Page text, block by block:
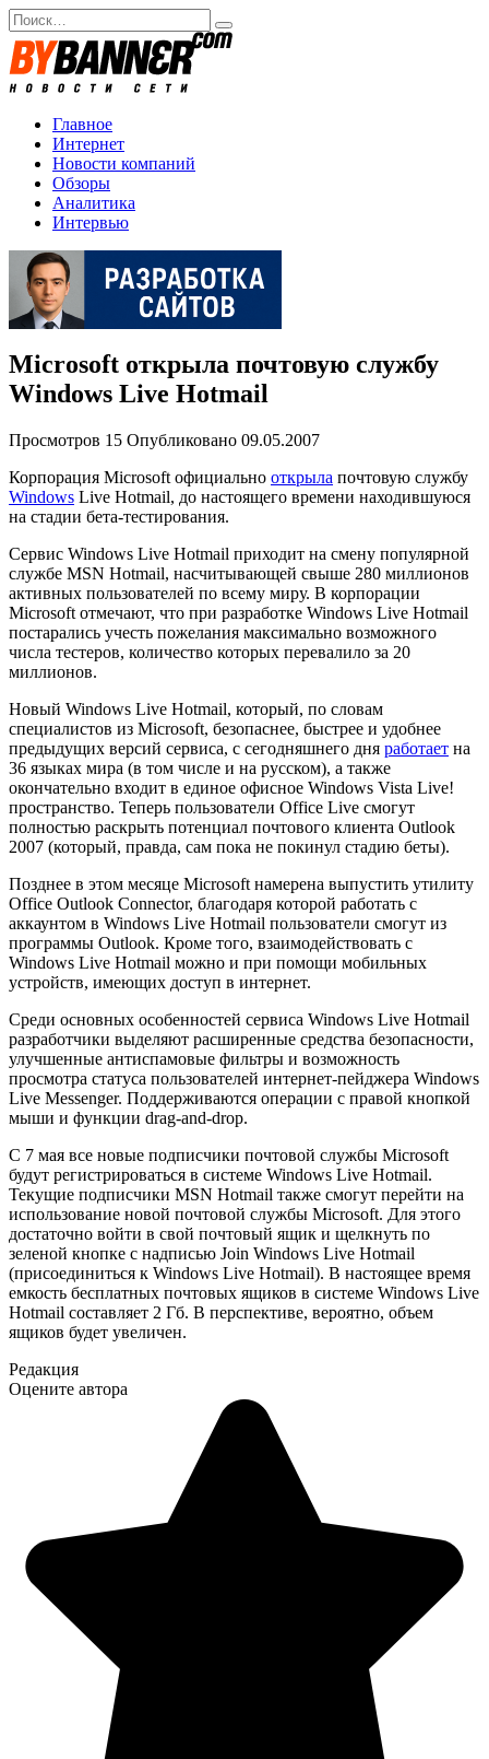
Перейти
к
содержанию
Search
for:
Главное
Интернет
Новости компаний
Обзоры
Аналитика
Интервью
Microsoft открыла почтовую службу
Windows Live Hotmail
Просмотров 15 Опубликовано 09.05.2007
Корпорация Microsoft официально открыла почтовую службу
Windows Live Hotmail, до настоящего времени находившуюся
на стадии бета-тестирования.
Сервис Windows Live Hotmail приходит на смену популярной
службе MSN Hotmail, насчитывающей свыше 280 миллионов
активных пользователей по всему миру. В корпорации
Microsoft отмечают, что при разработке Windows Live Hotmail
постарались учесть пожелания максимально возможного
числа тестеров, количество которых перевалило за 20
миллионов.
Новый Windows Live Hotmail, который, по словам
специалистов из Microsoft, безопаснее, быстрее и удобнее
предыдущих версий сервиса, с сегодняшнего дня работает на
36 языках мира (в том числе и на русском), а также
окончательно входит в единое офисное Windows Vista Live!
пространство. Теперь пользователи Office Live смогут
полностью раскрыть потенциал почтового клиента Outlook
2007 (который, правда, сам пока не покинул стадию беты).
Позднее в этом месяце Microsoft намерена выпустить утилиту
Office Outlook Connector, благодаря которой работать с
аккаунтом в Windows Live Hotmail пользователи смогут из
программы Outlook. Кроме того, взаимодействовать с
Windows Live Hotmail можно и при помощи мобильных
устройств, имеющих доступ в интернет.
Среди основных особенностей сервиса Windows Live Hotmail
разработчики выделяют расширенные средства безопасности,
улучшенные антиспамовые фильтры и возможность
просмотра статуса пользователей интернет-пейджера Windows
Live Messenger. Поддерживаются операции с правой кнопкой
мыши и функции drag-and-drop.
С 7 мая все новые подписчики почтовой службы Microsoft
будут регистрироваться в системе Windows Live Hotmail.
Текущие подписчики MSN Hotmail также смогут перейти на
использование новой почтовой службы Microsoft. Для этого
достаточно войти в свой почтовый ящик и щелкнуть по
зеленой кнопке с надписью Join Windows Live Hotmail
(присоединиться к Windows Live Hotmail). В настоящее время
емкость бесплатных почтовых ящиков в системе Windows Live
Hotmail составляет 2 Гб. В перспективе, вероятно, объем
ящиков будет увеличен.
Редакция
Оцените автора